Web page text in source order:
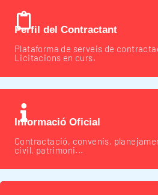
Perfil del Contractant
Plataforma de serveis de
Licitacions en curs.
Informació Oficial
Contractació, convenis,
civil, patrimoni...